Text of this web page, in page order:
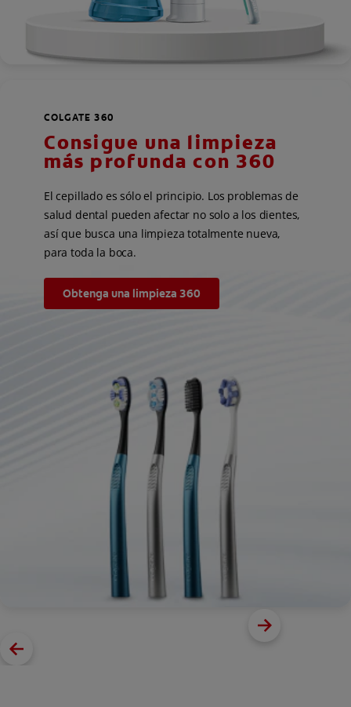
COLGATE 360
Consigue una limpieza
más profunda con 360
El cepillado es sólo el principio. Los problemas de
salud dental pueden afectar no solo a los dientes,
así que busca una limpieza totalmente nueva,
para toda la boca.
Obtenga una limpieza 360